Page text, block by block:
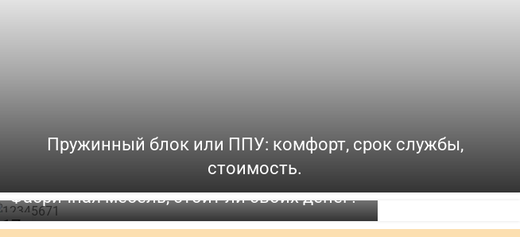
Пружинный блок или ППУ: комфорт, срок службы,
стоимость.
17
Фабричная мебель, стоит ли своих денег?